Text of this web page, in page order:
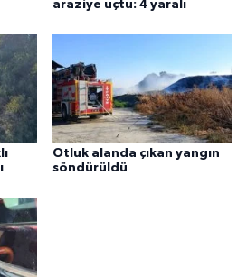
araziye uçtu: 4 yaralı
Otluk alanda çıkan yangın
söndürüldü